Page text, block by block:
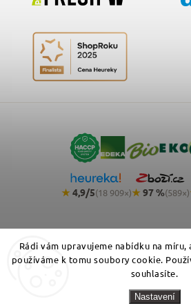
Rádi vám upravujeme nabídku na
používáme k tomu soubory cookie.
souhlasíte.
Nastavení
★4,9/5(18 909×)★97 %(589×)
NemeckyEshop.cz -